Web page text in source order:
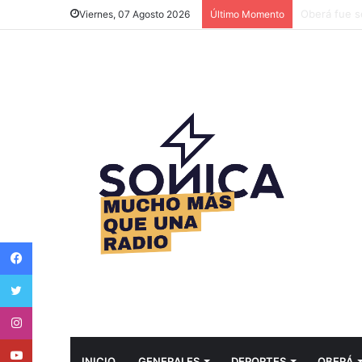
Viernes, 07 Agosto 2026 Último Momento Más de 60
Youtube